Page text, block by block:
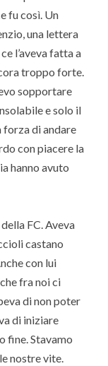
fu così. Un
una lettera
l’aveva fatta a
troppo forte.
sopportare
e solo il
forza di andare
con piacere la
hanno avuto
FC. Aveva
castano
con lui
fra noi ci
di non poter
di iniziare
fine. Stavamo
nostre vite.